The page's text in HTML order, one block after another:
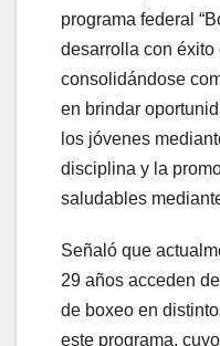
programa federal
desarrolla con éxito
consolidándose
en brindar
los jóvenes
disciplina y la
saludables
Señaló que
29 años acceden
de boxeo en
este programa,